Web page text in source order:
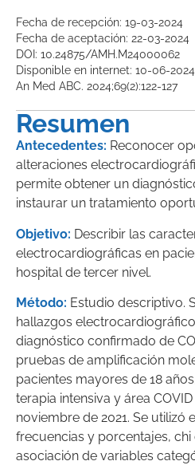
Fecha de recepción: 19-03-2024
Fecha de aceptación: 22-03-2024
DOI: 10.24875/AMH.M24000062
Disponible en internet: 10-06-2024
An Med ABC. 2024;69(2):122-127
Resumen
Antecedentes: Reconocer
alteraciones
permite obtener un
instaurar un tratamiento
Objetivo: Describir las
electrocardiográficas en
hospital de tercer nivel.
Método: Estudio descriptivo.
hallazgos
diagnóstico confirmado de
pruebas de amplificación
pacientes mayores de 18
terapia intensiva y área
noviembre de 2021. Se utilizó
frecuencias y porcentajes,
asociación de variables